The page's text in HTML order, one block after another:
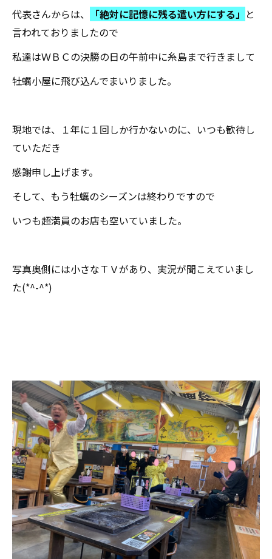
代表さんからは、 「絶対に記憶に残る遣い方にする」 と
言われておりましたので
私達はＷＢＣの決勝の日の午前中に糸島まで行きまして
牡蠣小屋に飛び込んでまいりました。
現地では、１年に１回しか行かないのに、いつも歓待し
ていただき
感謝申し上げます。
そして、もう牡蠣のシーズンは終わりですので
いつも超満員のお店も空いていました。
写真奥側には小さなＴＶがあり、実況が聞こえていまし
た(*^-^*)